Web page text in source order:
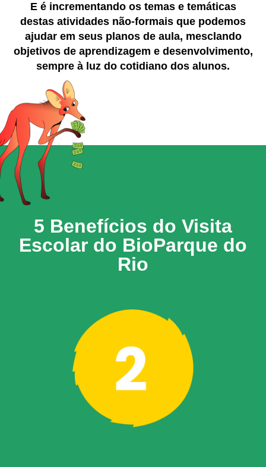
E é incrementando os temas e temáticas
destas atividades não-formais que podemos
ajudar em seus planos de aula, mesclando
objetivos de aprendizagem e desenvolvimento,
sempre à luz do cotidiano dos alunos.
5 Benefícios do Visita
Escolar do BioParque do
Rio